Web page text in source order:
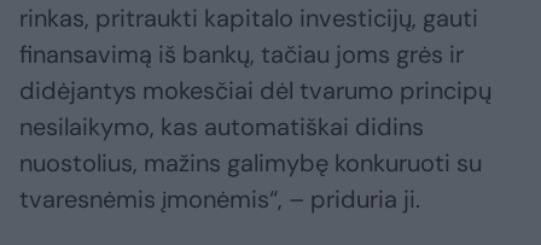
rinkas, pritraukti kapitalo investicijų, gauti
finansavimą iš bankų, tačiau joms grės ir
didėjantys mokesčiai dėl tvarumo principų
nesilaikymo, kas automatiškai didins
nuostolius, mažins galimybę konkuruoti su
tvaresnėmis įmonėmis“, – priduria ji.